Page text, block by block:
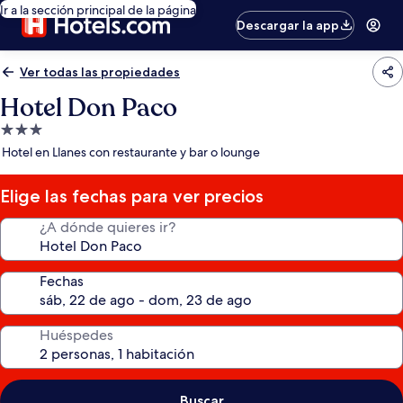
Ir a la sección principal de la página
Descargar la app
Ver todas las propiedades
Hotel Don Paco
Propiedad
de
estrellas
Hotel en Llanes con restaurante y bar o lounge
Elige las fechas para ver precios
¿A dónde quieres ir?
Fechas
Huéspedes